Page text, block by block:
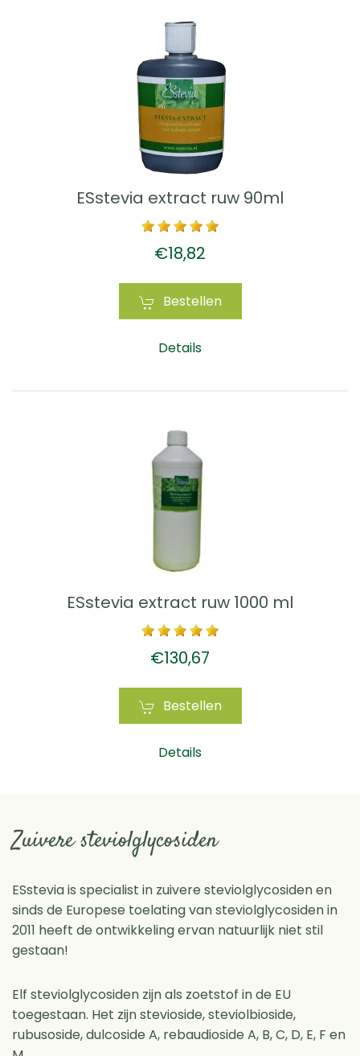
ESstevia extract ruw 90ml
€18,82
Bestellen
Details
ESstevia extract ruw 1000 ml
€130,67
Bestellen
Details
Zuivere steviolglycosiden
ESstevia is specialist in zuivere steviolglycosiden en
sinds de Europese toelating van steviolglycosiden in
2011 heeft de ontwikkeling ervan natuurlijk niet stil
gestaan!
Elf steviolglycosiden zijn als zoetstof in de EU
toegestaan. Het zijn stevioside, steviolbioside,
rubusoside, dulcoside A, rebaudioside A, B, C, D, E, F en